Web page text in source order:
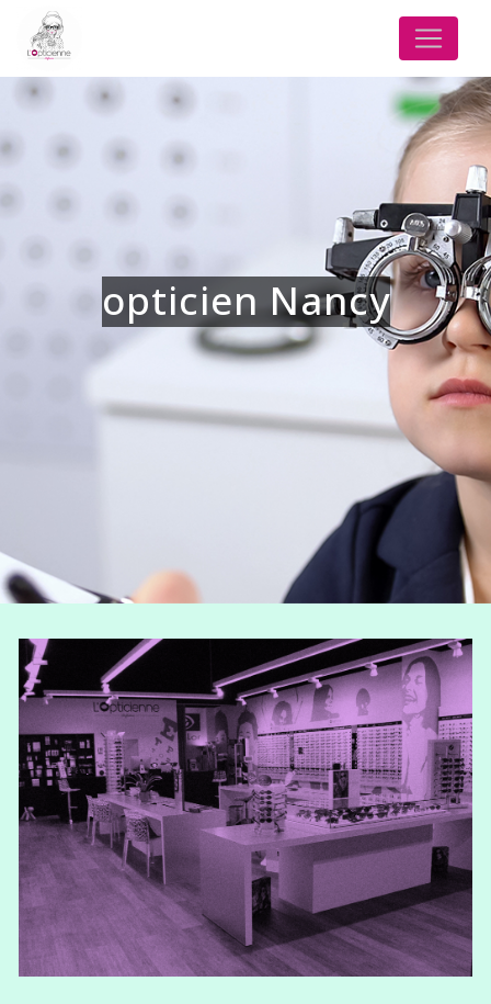
Panneau de gestion des cookies
opticien Nancy